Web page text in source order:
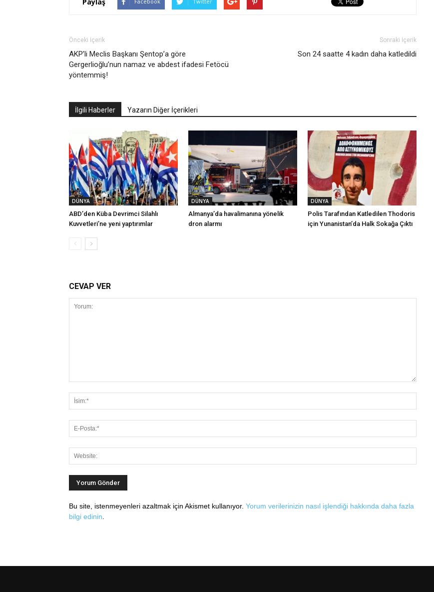
Önceki İçerik
AKP’li Meclis Başkanı Şentop’a göre
Gergerlioğlu’nun namaz ve abdest ifadesi Fetöcü
yöntemmiş!
Sonraki İçerik
Son 24 saatte 4 kadın daha katledildi
İlgili Haberler Yazarın Diğer İçerikleri
DÜNYA
ABD’den Küba Devrimci Silahlı
Kuvvetleri’ne yeni yaptırımlar
DÜNYA
Almanya’da havalimanına yönelik
dron alarmı
DÜNYA
Polis Tarafından Katledilen Thodoris
için Yunanistan’da Halk Sokağa Çıktı
CEVAP VER
Bu site, istenmeyenleri azaltmak için Akismet kullanıyor. Yorum verilerinizin nasıl işlendiği hakkında daha fazla
bilgi edinin